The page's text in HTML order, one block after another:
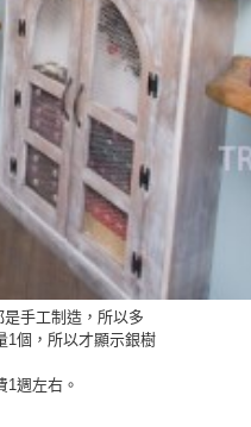
手工制造，所以多
1個，所以才顯示銀樹
週左右。